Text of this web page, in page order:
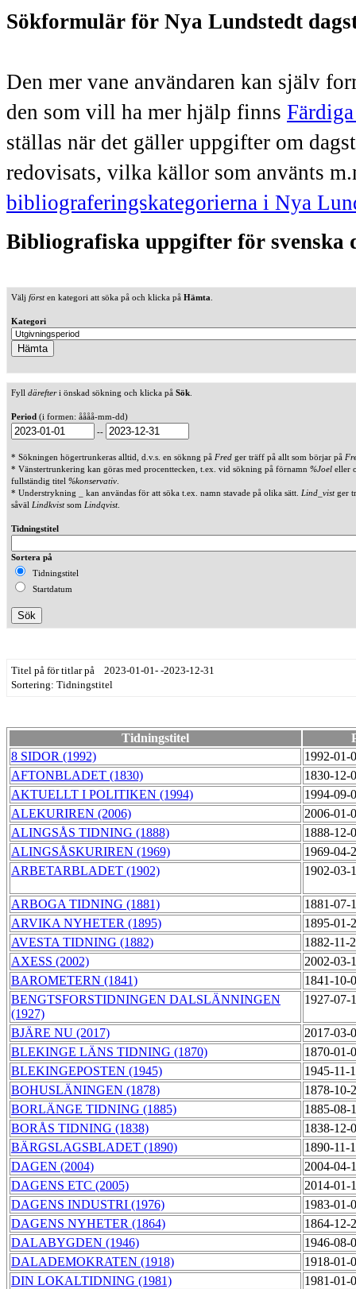
Sökformulär för Nya Lundstedt
Den mer vane användaren kan själv
den som vill ha mer hjälp finns
ställas när det gäller uppgifter om
redovisats, vilka källor som använts
bibliograferingskategorierna i Nya
Bibliografiska uppgifter för svenska
Välj försten kategori att söka på och klicka på Hämta
Kategori
Fyll därefteri önskad sökning och klicka på Sök
Period (i formen: åååå-mm-dd)
--
* Sökningen högertrunkeras alltid, d.v.s. en söknng på Fred ger träff på allt som börjar på
* Vänstertrunkering kan göras med procenttecken, t.ex. vid sökning på förnamn %Joel eller
fullständig titel %konservativ
* Understrykning _ kan användas för att söka t.ex. namn stavade på olika sätt. Lind_vistger
såväl Lindkvistsom Lindqvist.
Tidningstitel
Sortera på
Tidningstitel
Startdatum
Titel på för titlar på 2023-01-01- -2023-12-31
Sortering: Tidningstitel
Tidningstitel
8 SIDOR (1992)
1992-01-
AFTONBLADET (1830)
1830-12-
AKTUELLT I POLITIKEN (1994)
1994-09-
ALEKURIREN (2006)
2006-01-
ALINGSÅS TIDNING (1888)
1888-12-
ALINGSÅSKURIREN (1969)
1969-04-
ARBETARBLADET (1902)
1902-03-
ARBOGA TIDNING (1881)
1881-07-
ARVIKA NYHETER (1895)
1895-01-
AVESTA TIDNING (1882)
1882-11-
AXESS (2002)
2002-03-
BAROMETERN (1841)
1841-10-
BENGTSFORSTIDNINGEN DALSLÄNNINGEN
(1927)
1927-07-
BJÄRE NU (2017)
2017-03-
BLEKINGE LÄNS TIDNING (1870)
1870-01-
BLEKINGEPOSTEN (1945)
1945-11-
BOHUSLÄNINGEN (1878)
1878-10-
BORLÄNGE TIDNING (1885)
1885-08-
BORÅS TIDNING (1838)
1838-12-
BÄRGSLAGSBLADET (1890)
1890-11-
DAGEN (2004)
2004-04-
DAGENS ETC (2005)
2014-01-
DAGENS INDUSTRI (1976)
1983-01-
DAGENS NYHETER (1864)
1864-12-
DALABYGDEN (1946)
1946-08-
DALADEMOKRATEN (1918)
1918-01-
DIN LOKALTIDNING (1981)
1981-01-